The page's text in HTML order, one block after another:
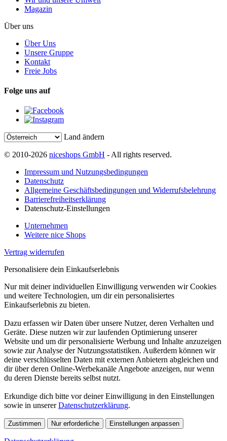
Magazin
Über uns
Über Uns
Unsere Gruppe
Kontakt
Freie Jobs
Folge uns auf
Land ändern
© 2010-2026 niceshops GmbH - All rights reserved.
Impressum und Nutzungsbedingungen
Datenschutz
Allgemeine Geschäftsbedingungen und Widerrufsbelehrung
Barrierefreiheitserklärung
Datenschutz-Einstellungen
Unternehmen
Weitere nice Shops
Vertrag widerrufen
Personalisiere dein Einkaufserlebnis
Nur mit deiner individuellen Einwilligung verwenden wir Cookies
und weitere Technologien, um dir ein personalisiertes
Einkaufserlebnis zu bieten.
Dazu erfassen wir Daten über unsere Nutzer, deren Verhalten und
Geräte. Diese nutzen wir zur laufenden Optimierung unserer
Website und um dir personalisierte Werbung und Inhalte anzuzeigen
sowie zur Analyse der Nutzungsstatistiken. Außerdem können wir
deine verschlüsselten Daten mit externen Anbietern abgleichen und
dir über deren Online-Werbekanäle Angebote anzeigen, nur wenn
du deren Dienste bereits selbst nutzt.
Erkundige dich bitte vor deiner Einwilligung in den Einstellungen
sowie in unsererDatenschutzerklärung.
Zustimmen Nur erforderliche Einstellungen anpassen